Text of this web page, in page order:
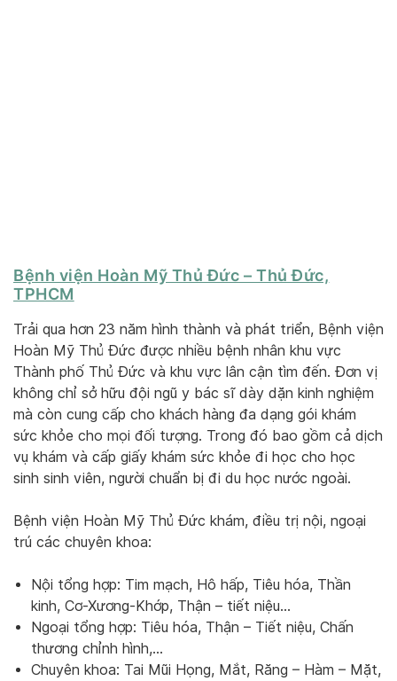
Bệnh viện Hoàn Mỹ Thủ Đức – Thủ Đức,
TPHCM
Trải qua hơn 23 năm hình thành và phát triển, Bệnh viện
Hoàn Mỹ Thủ Đức được nhiều bệnh nhân khu vực
Thành phố Thủ Đức và khu vực lân cận tìm đến. Đơn vị
không chỉ sở hữu đội ngũ y bác sĩ dày dặn kinh nghiệm
mà còn cung cấp cho khách hàng đa dạng gói khám
sức khỏe cho mọi đối tượng. Trong đó bao gồm cả dịch
vụ khám và cấp giấy khám sức khỏe đi học cho học
sinh sinh viên, người chuẩn bị đi du học nước ngoài.
Bệnh viện Hoàn Mỹ Thủ Đức khám, điều trị nội, ngoại
trú các chuyên khoa:
Nội tổng hợp: Tim mạch, Hô hấp, Tiêu hóa, Thần
kinh, Cơ-Xương-Khớp, Thận – tiết niệu…
Ngoại tổng hợp: Tiêu hóa, Thận – Tiết niệu, Chấn
thương chỉnh hình,…
Chuyên khoa: Tai Mũi Họng, Mắt, Răng – Hàm – Mặt,